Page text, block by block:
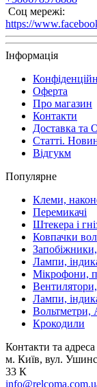
Соц мережі:
https://
Інформація
Оферта
Про магазин
Контакти
Доставка та
Статті.
Відгукм
Популярне
Клеми,
Перемикачі
Штекера і
Ковпачки
Лампи,
Мікрофони,
Лампи,
Вольтметри,
Крокодили
Контакти та адреса
м. Київ, вул.
33 К